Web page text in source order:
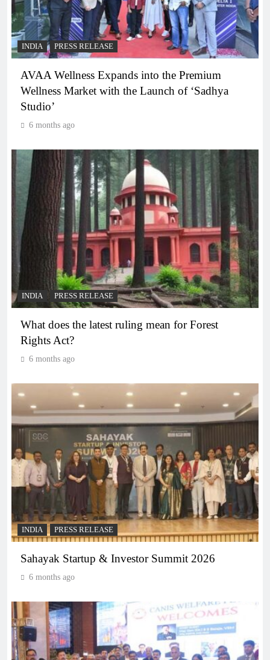
INDIA PRESS RELEASE
AVAA Wellness Expands into the Premium
Wellness Market with the Launch of ‘Sadhya
Studio’
6 months ago
INDIA PRESS RELEASE
What does the latest ruling mean for Forest
Rights Act?
6 months ago
INDIA PRESS RELEASE
Sahayak Startup & Investor Summit 2026
6 months ago